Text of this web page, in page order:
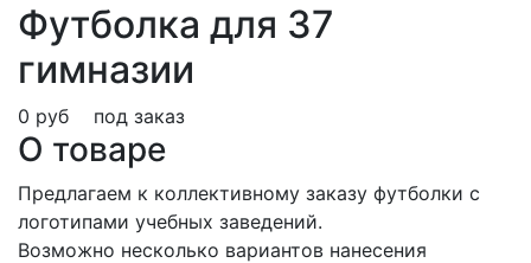
Футболка для 37
гимназии
0 руб под заказ
О товаре
Предлагаем к коллективному заказу футболки с
логотипами учебных заведений.
Возможно несколько вариантов нанесения